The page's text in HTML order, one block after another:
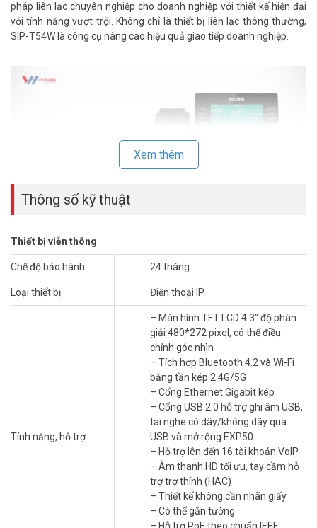
pháp liên lạc chuyên nghiệp cho doanh nghiệp với thiết kế hiện đại
với tính năng vượt trội. Không chỉ là thiết bị liên lạc thông thường,
SIP-T54W là công cụ nâng cao hiệu quả giao tiếp doanh nghiệp.
Tính Năng Nổi Bật của Yealink SIP-T54W
Công Nghệ Kết Nối Hiện Đại
Giao Diện Trực Quan: Màn hình màu lớn 4.3 inch hiển thị sắc
Kết Nối Linh Hoạt: Hỗ trợ đa giao thức SIP, tích hợp dễ dàng
với hệ thống tổng đài hiện có
Chất Lượng Âm Thanh: Công nghệ HD Voice mang đến trải
nghiệm gọi điện rõ nét, chân thực
Năng Suất Làm Việc: Hỗ trợ 16 tài khoản SIP, phù hợp cho
các văn phòng và doanh nghiệp lớn
Bảo Mật Tối Ưu: Tích hợp các giao thức mã hóa tiên tiến, bảo
Khả Năng Mở Rộng: Tích hợp Bluetooth và USB, dễ dàng kết
nối phụ kiện và mở rộng chức năng
Xem thêm
Thông số kỹ thuật
Thiết bị viễn thông
Chế độ bảo hành 24 tháng
Loại thiết bị Điện thoại IP
Tính năng, hỗ trợ
– Màn hình TFT LCD 4.3″ độ phân
giải 480*272 pixel, có thể điều
chỉnh góc nhìn
– Tích hợp Bluetooth 4.2 và Wi-Fi
băng tần kép 2.4G/5G
– Cổng Ethernet Gigabit kép
– Cổng USB 2.0 hỗ trợ ghi âm USB,
tai nghe có dây/không dây qua
USB và mở rộng EXP50
– Hỗ trợ lên đến 16 tài khoản VoIP
– Âm thanh HD tối ưu, tay cầm hỗ
trợ trợ thính (HAC)
– Thiết kế không cần nhãn giấy
– Có thể gắn tường